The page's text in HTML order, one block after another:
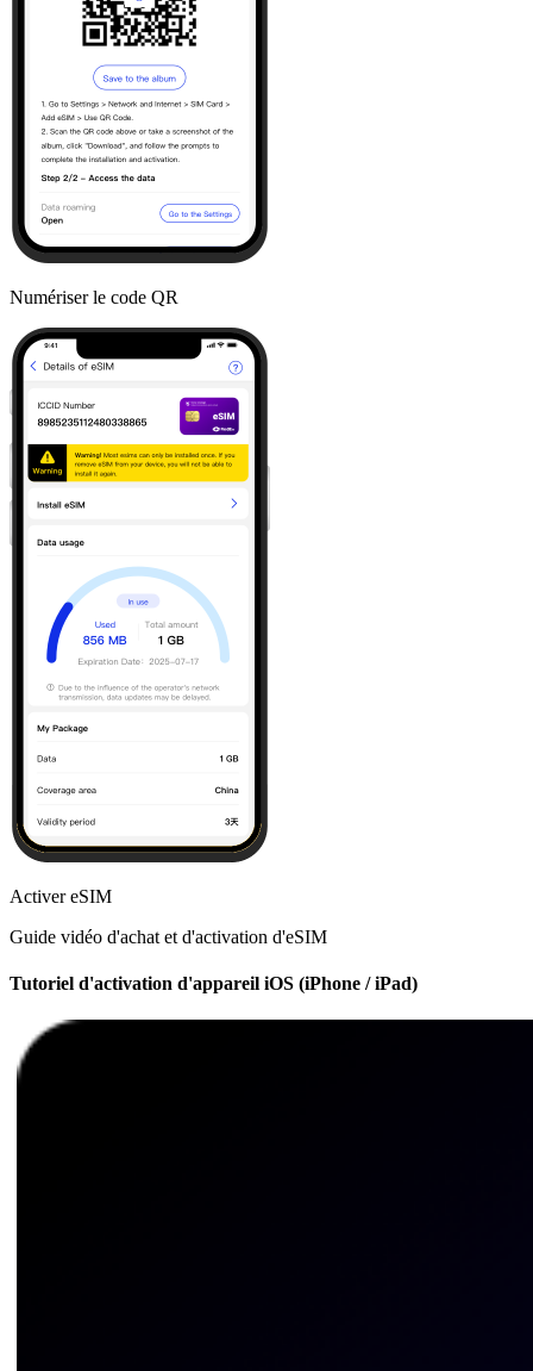
Numériser le code QR
Activer eSIM
Guide vidéo d'achat et d'activation d'eSIM
Tutoriel d'activation d'appareil iOS (iPhone / iPad)